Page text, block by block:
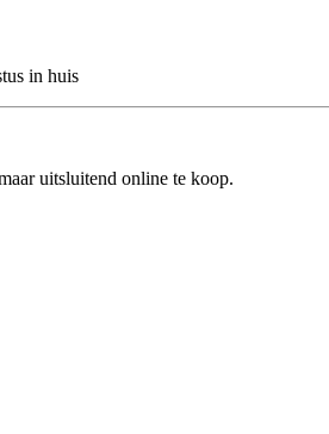
in huis
uitsluitend online te koop.